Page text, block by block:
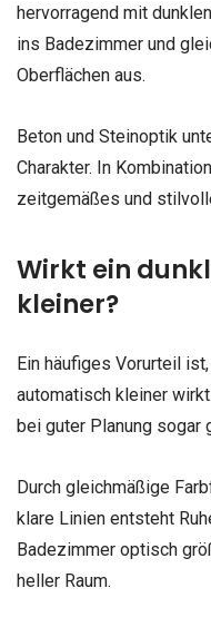
hervorragend mit
ins Badezimmer und
Oberflächen aus.
Beton und Steinoptik
Charakter. In
zeitgemäßes und
Wirkt ein
kleiner?
Ein häufiges Vorurteil
automatisch kleiner
bei guter Planung sogar
Durch gleichmäßige
klare Linien entsteht
Badezimmer optisch
heller Raum.